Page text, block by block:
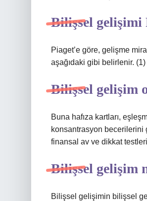
Bilişsel gelişimi
Piaget’e göre, gelişme
aşağıdaki gibi belirlenir.
Bilişsel gelişim
Buna hafıza kartları,
konsantrasyon becerilerini
finansal av ve dikkat
Bilişsel gelişim
Bilişsel gelişimin bilişsel